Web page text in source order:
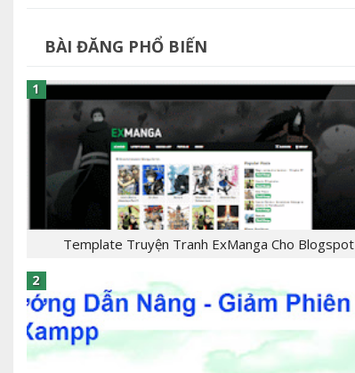
BÀI ĐĂNG PHỔ BIẾN
Template Truyện Tranh ExManga Cho Blogspot